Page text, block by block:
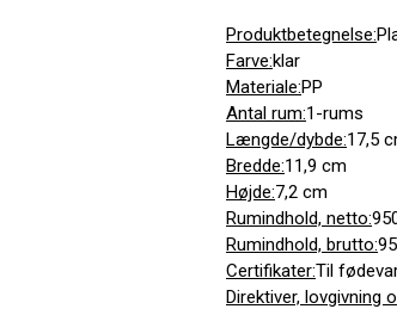
Produktbetegnelse:
Farve:klar
Materiale:PP
Antal rum:1-rums
Længde/dybde:17,5
Bredde:11,9 cm
Højde:7,2 cm
Rumindhold, netto:
Rumindhold, brutto:
Certifikater:Til
Direktiver, lovgivning